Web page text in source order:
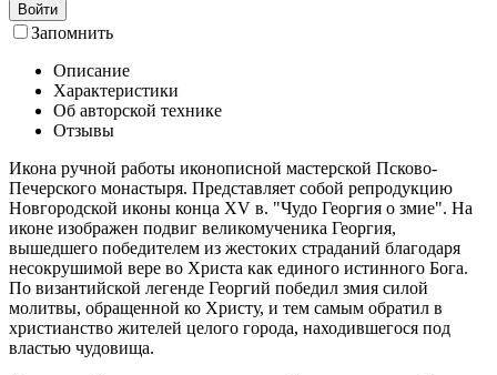
Войти
Запомнить
Описание
Характеристики
Об авторской технике
Отзывы
Икона ручной работы иконописной мастерской Псково-
Печерского монастыря. Представляет собой репродукцию
Новгородской иконы конца XV в. "Чудо Георгия о змие". На
иконе изображен подвиг великомученика Георгия,
вышедшего победителем из жестоких страданий благодаря
несокрушимой вере во Христа как единого истинного Бога.
По византийской легенде Георгий победил змия силой
молитвы, обращенной ко Христу, и тем самым обратил в
христианство жителей целого города, находившегося под
властью чудовища.